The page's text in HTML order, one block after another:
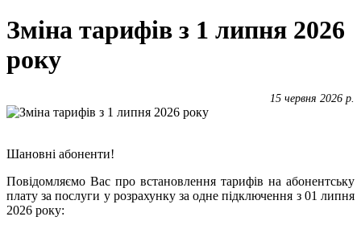
Зміна тарифів з 1 липня 2026
року
15 червня 2026 р.
Шановні абоненти!
Повідомляємо Вас про встановлення тарифів на абонентську
плату за послуги у розрахунку за одне підключення з 01 липня
2026 року: